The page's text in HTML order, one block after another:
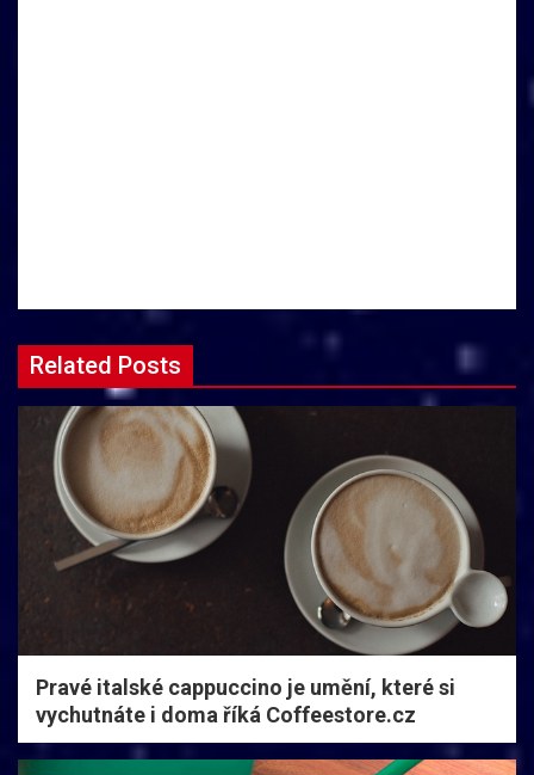
Related Posts
Pravé italské cappuccino je umění, které si
vychutnáte i doma říká Coffeestore.cz